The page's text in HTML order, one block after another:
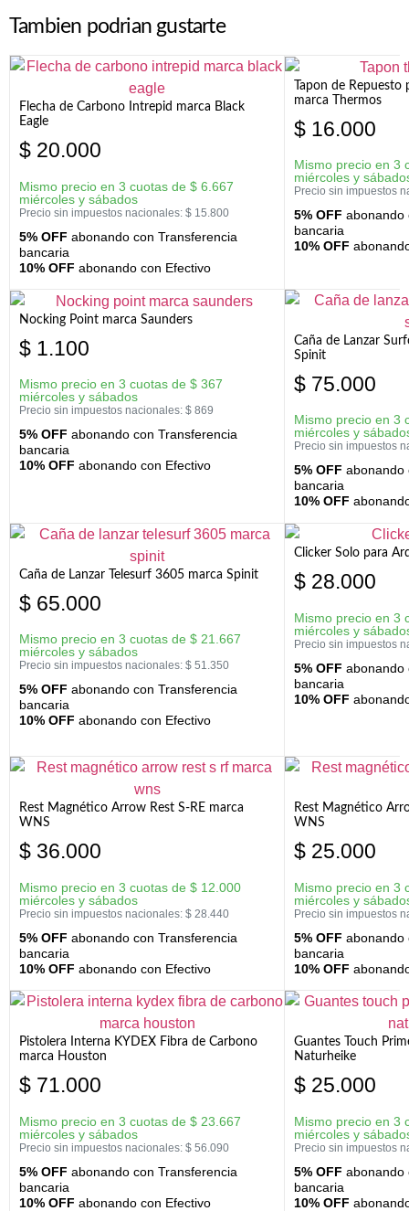
Tambien podrian gustarte
Flecha de Carbono Intrepid marca Black
Eagle
$ 20.000
Mismo precio en 3 cuotas de $ 6.667
miércoles y sábados
Precio sin impuestos nacionales: $ 15.800
5% OFF abonando con Transferencia
bancaria
10% OFF abonando con Efectivo
Tapon de Repuesto
marca Thermos
$ 16.000
Mismo precio en 3
miércoles y
Precio sin impuestos
5% OFF abonando
bancaria
10% OFF
Nocking Point marca Saunders
$ 1.100
Mismo precio en 3 cuotas de $ 367
miércoles y sábados
Precio sin impuestos nacionales: $ 869
5% OFF abonando con Transferencia
bancaria
10% OFF abonando con Efectivo
Caña de Lanzar
Spinit
$ 75.000
Mismo precio en 3
miércoles y
Precio sin impuestos
5% OFF abonando
bancaria
10% OFF
Caña de Lanzar Telesurf 3605 marca Spinit
$ 65.000
Mismo precio en 3 cuotas de $ 21.667
miércoles y sábados
Precio sin impuestos nacionales: $ 51.350
5% OFF abonando con Transferencia
bancaria
10% OFF abonando con Efectivo
Clicker Solo para
$ 28.000
Mismo precio en 3
miércoles y
Precio sin impuestos
5% OFF abonando
bancaria
10% OFF
Rest Magnético Arrow Rest S-RE marca
WNS
$ 36.000
Mismo precio en 3 cuotas de $ 12.000
miércoles y sábados
Precio sin impuestos nacionales: $ 28.440
5% OFF abonando con Transferencia
bancaria
10% OFF abonando con Efectivo
Rest Magnético
WNS
$ 25.000
Mismo precio en 3
miércoles y
Precio sin impuestos
5% OFF abonando
bancaria
10% OFF
Pistolera Interna KYDEX Fibra de Carbono
marca Houston
$ 71.000
Mismo precio en 3 cuotas de $ 23.667
miércoles y sábados
Precio sin impuestos nacionales: $ 56.090
5% OFF abonando con Transferencia
bancaria
10% OFF abonando con Efectivo
Guantes Touch
Naturheike
$ 25.000
Mismo precio en 3
miércoles y
Precio sin impuestos
5% OFF abonando
bancaria
10% OFF